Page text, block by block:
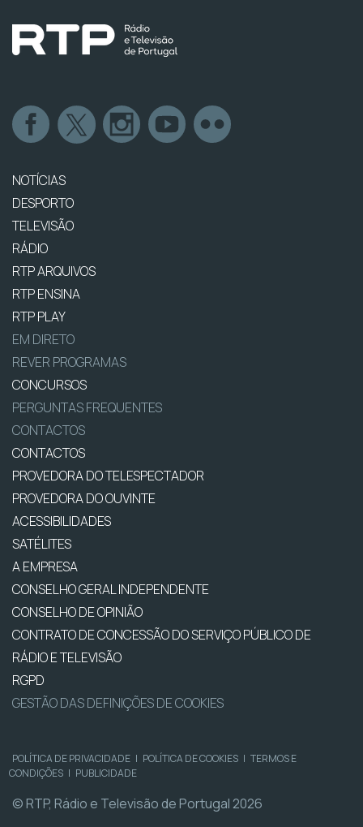
NOTÍCIAS
DESPORTO
TELEVISÃO
RÁDIO
RTP ARQUIVOS
RTP ENSINA
RTP PLAY
EM DIRETO
REVER PROGRAMAS
CONCURSOS
PERGUNTAS FREQUENTES
CONTACTOS
CONTACTOS
PROVEDORA DO TELESPECTADOR
PROVEDORA DO OUVINTE
ACESSIBILIDADES
SATÉLITES
A EMPRESA
CONSELHO GERAL INDEPENDENTE
CONSELHO DE OPINIÃO
CONTRATO DE CONCESSÃO DO SERVIÇO PÚBLICO DE
RÁDIO E TELEVISÃO
RGPD
GESTÃO DAS DEFINIÇÕES DE COOKIES
POLÍTICA DE PRIVACIDADE | POLÍTICA DE COOKIES | TERMOS E
CONDIÇÕES | PUBLICIDADE
© RTP, Rádio e Televisão de Portugal 2026